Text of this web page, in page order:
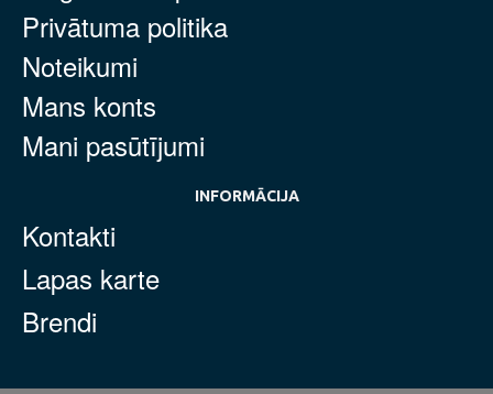
Privātuma politika
Noteikumi
Mans konts
Mani pasūtījumi
INFORMĀCIJA
Kontakti
Lapas karte
Brendi